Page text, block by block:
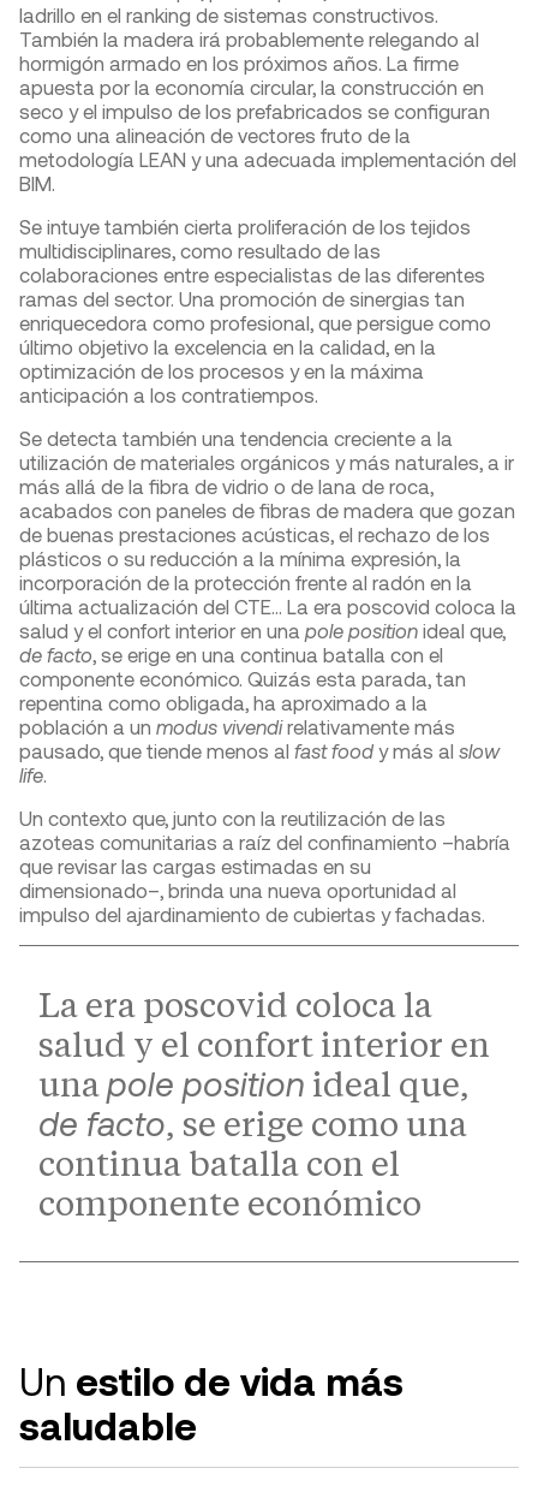
ladrillo en el ranking de sistemas constructivos.
También la madera irá probablemente relegando al
hormigón armado en los próximos años. La firme
apuesta por la economía circular, la construcción en
seco y el impulso de los prefabricados se configuran
como una alineación de vectores fruto de la
metodología LEAN y una adecuada implementación del
BIM.
Se intuye también cierta proliferación de los tejidos
multidisciplinares, como resultado de las
colaboraciones entre especialistas de las diferentes
ramas del sector. Una promoción de sinergias tan
enriquecedora como profesional, que persigue como
último objetivo la excelencia en la calidad, en la
optimización de los procesos y en la máxima
anticipación a los contratiempos.
Se detecta también una tendencia creciente a la
utilización de materiales orgánicos y más naturales, a ir
más allá de la fibra de vidrio o de lana de roca,
acabados con paneles de fibras de madera que gozan
de buenas prestaciones acústicas, el rechazo de los
plásticos o su reducción a la mínima expresión, la
incorporación de la protección frente al radón en la
última actualización del CTE… La era poscovid coloca la
salud y el confort interior en una pole position ideal que,
de facto , se erige en una continua batalla con el
componente económico. Quizás esta parada, tan
repentina como obligada, ha aproximado a la
población a un modus vivendirelativamente más
pausado, que tiende menos al fast food y más al slow
life
Un contexto que, junto con la reutilización de las
azoteas comunitarias a raíz del confinamiento –habría
que revisar las cargas estimadas en su
dimensionado–, brinda una nueva oportunidad al
impulso del ajardinamiento de cubiertas y fachadas.
La era poscovid coloca la
salud y el confort interior en
unapole position ideal que,
de facto, se erige como una
continua batalla con el
componente económico
Un estilo de vida más
saludable